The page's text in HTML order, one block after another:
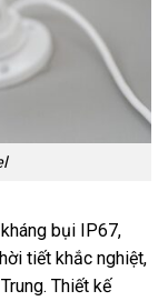
bụi IP67,
tiết khắc nghiệt,
Thiết kế